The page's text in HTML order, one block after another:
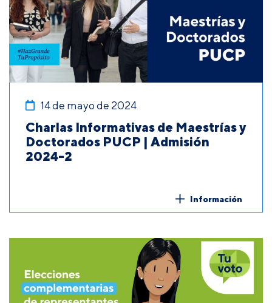
14 de mayo de 2024
Charlas Informativas de Maestrías y
Doctorados PUCP | Admisión
2024-2
Información